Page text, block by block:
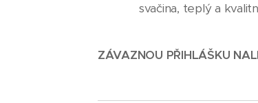
svačina, teplý a
ZÁVAZNOU PŘIHLÁŠKU